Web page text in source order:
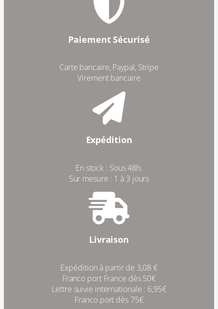
Paiement Sécurisé
Carte bancaire, Paypal, Stripe
Virement bancaire
Expédition
En stock : Sous 48h.
Sur mesure : 1 à 3 jours
Livraison
Expédition à partir de 3,08 €
Franco port France dès 50€
Lettre suivie internationale : 6,95€
Franco port dès 75€